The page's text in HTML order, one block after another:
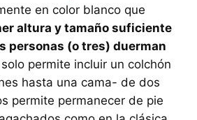
en color blanco que
altura y tamaño suficiente
personas (o tres) duerman
permite incluir un colchón
hasta una cama- de dos
permite permanecer de pie